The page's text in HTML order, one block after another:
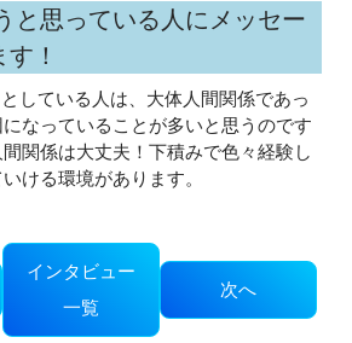
と思っている人にメッセー
！
している人は、大体人間関係であっ
なっていることが多いと思うのです
関係は大丈夫！下積みで色々経験し
ける環境があります。
インタビュー
一覧
次へ